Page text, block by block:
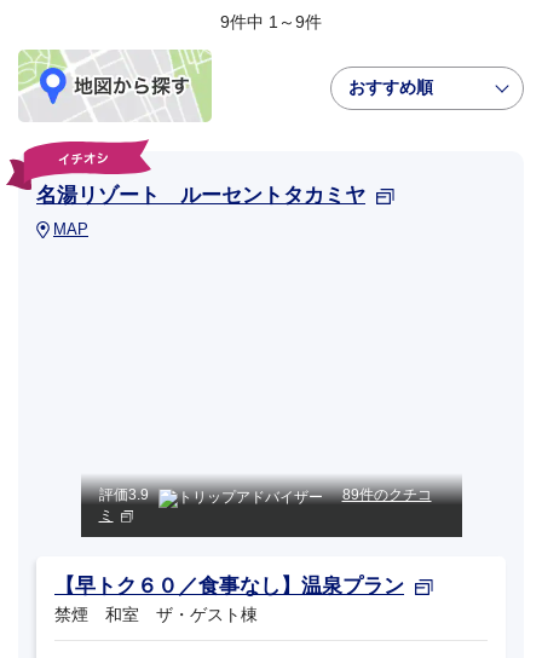
9件中 1～9件
おすすめ順
名湯リゾート ルーセントタカミヤ
MAP
評価3.9
89件のクチコ
ミ
【早トク６０／食事なし】温泉プラン
禁煙 和室 ザ・ゲスト棟